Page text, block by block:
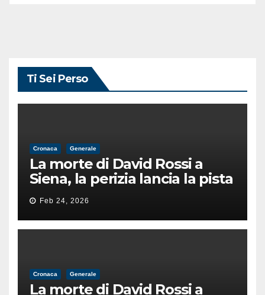
Ti Sei Perso
Cronaca Generale
La morte di David Rossi a
Siena, la perizia lancia la pista
di un’intimidazione finita
male
Feb 24, 2026
Cronaca Generale
La morte di David Rossi a